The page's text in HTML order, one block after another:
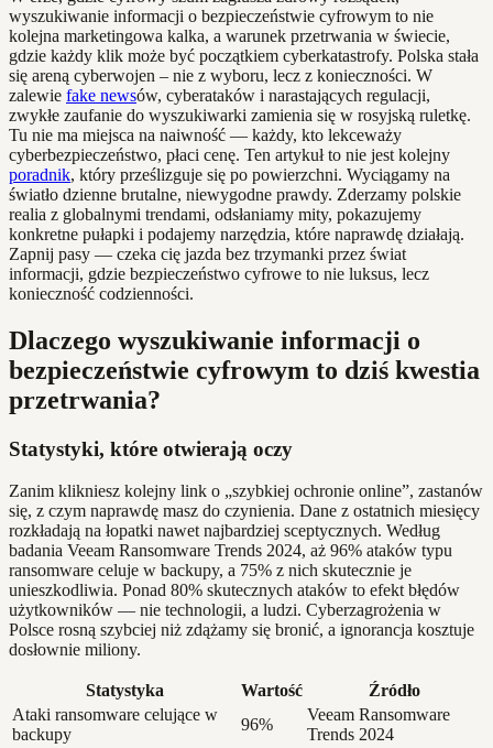
wyszukiwanie informacji o bezpieczeństwie cyfrowym to nie
kolejna marketingowa kalka, a warunek przetrwania w świecie,
gdzie każdy klik może być początkiem cyberkatastrofy. Polska stała
się areną cyberwojen – nie z wyboru, lecz z konieczności. W
zalewie fake newsów, cyberataków i narastających regulacji,
zwykłe zaufanie do wyszukiwarki zamienia się w rosyjską ruletkę.
Tu nie ma miejsca na naiwność — każdy, kto lekceważy
cyberbezpieczeństwo, płaci cenę. Ten artykuł to nie jest kolejny
poradnik, który prześlizguje się po powierzchni. Wyciągamy na
światło dzienne brutalne, niewygodne prawdy. Zderzamy polskie
realia z globalnymi trendami, odsłaniamy mity, pokazujemy
konkretne pułapki i podajemy narzędzia, które naprawdę działają.
Zapnij pasy — czeka cię jazda bez trzymanki przez świat
informacji, gdzie bezpieczeństwo cyfrowe to nie luksus, lecz
konieczność codzienności.
Dlaczego wyszukiwanie informacji o
bezpieczeństwie cyfrowym to dziś kwestia
przetrwania?
Statystyki, które otwierają oczy
Zanim klikniesz kolejny link o „szybkiej ochronie online”, zastanów
się, z czym naprawdę masz do czynienia. Dane z ostatnich miesięcy
rozkładają na łopatki nawet najbardziej sceptycznych. Według
badania Veeam Ransomware Trends 2024, aż 96% ataków typu
ransomware celuje w backupy, a 75% z nich skutecznie je
unieszkodliwia. Ponad 80% skutecznych ataków to efekt błędów
użytkowników — nie technologii, a ludzi. Cyberzagrożenia w
Polsce rosną szybciej niż zdążamy się bronić, a ignorancja kosztuje
dosłownie miliony.
Statystyka Wartość
Źródło
Ataki ransomware celujące w
backupy
96%
Veeam Ransomware
Trends 2024